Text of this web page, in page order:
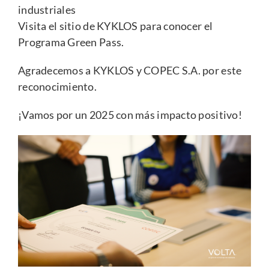
industriales
Visita el sitio de KYKLOS para conocer el
Programa Green Pass.
Agradecemos a KYKLOS y COPEC S.A. por este
reconocimiento.
¡Vamos por un 2025 con más impacto positivo!